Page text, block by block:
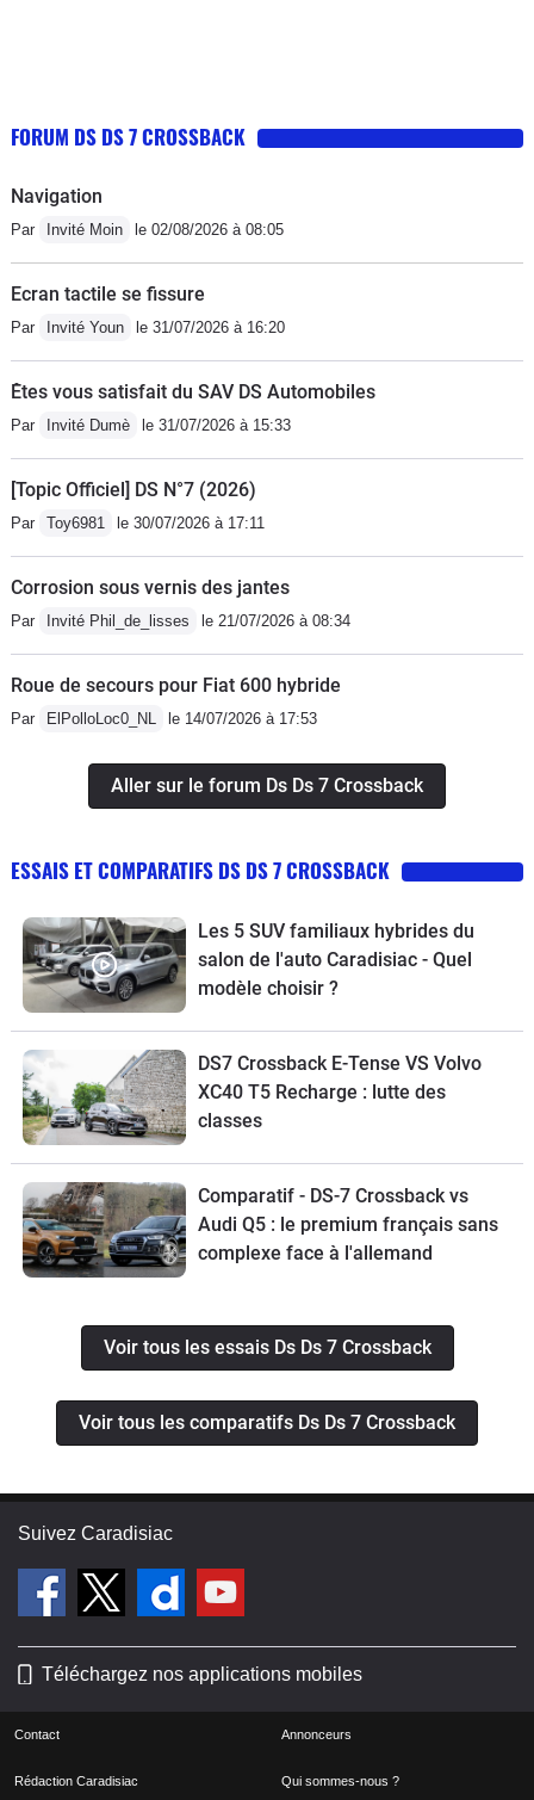
FORUM DS DS 7 CROSSBACK
Navigation
Par Invité Moin le 02/08/2026 à 08:05
Ecran tactile se fissure
Par Invité Youn le 31/07/2026 à 16:20
Êtes vous satisfait du SAV DS Automobiles
Par Invité Dumè le 31/07/2026 à 15:33
[Topic Officiel] DS N°7 (2026)
Par Toy6981 le 30/07/2026 à 17:11
Corrosion sous vernis des jantes
Par Invité Phil_de_lisses le 21/07/2026 à 08:34
Roue de secours pour Fiat 600 hybride
Par ElPolloLoc0_NL le 14/07/2026 à 17:53
Aller sur le forum Ds Ds 7 Crossback
ESSAIS ET COMPARATIFS DS DS 7 CROSSBACK
Les 5 SUV familiaux hybrides du
salon de l'auto Caradisiac - Quel
modèle choisir ?
DS7 Crossback E-Tense VS Volvo
XC40 T5 Recharge : lutte des
classes
Comparatif - DS-7 Crossback vs
Audi Q5 : le premium français sans
complexe face à l'allemand
Voir tous les essais Ds Ds 7 Crossback
Voir tous les comparatifs Ds Ds 7 Crossback
Suivez Caradisiac
Téléchargez nos applications mobiles
Contact Annonceurs
Rédaction Caradisiac Qui sommes-nous ?